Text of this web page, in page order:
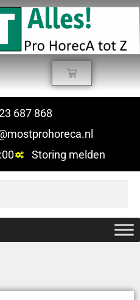
687 868
Storing melden